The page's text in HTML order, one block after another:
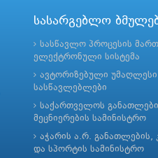
სასარგებლო
სასწავლო პროცესის
ელექტრონული სისტემა
ავტორიზებული უმაღლესი
სასწავლებლები
საქართველოს
მეცნიერების სამინისტრო
აჭარის ა.რ. განათლების,
და სპორტის სამინისტრო